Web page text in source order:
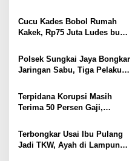
Korban Kebakaran
Cucu Kades Bobol Rumah
Kakek, Rp75 Juta Ludes buat
Ditembak Polisi
Polsek Sungkai Jaya Bongkar
Jaringan Sabu, Tiga Pelaku
Terpidana Korupsi Masih
Terima 50 Persen Gaji,
Tunggu Keputusan BKN
Terbongkar Usai Ibu Pulang
Jadi TKW, Ayah di Lampung